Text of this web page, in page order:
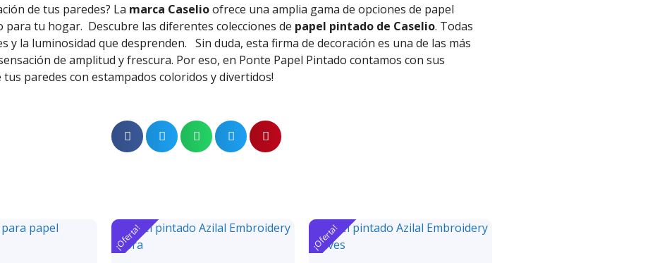
de tus paredes? La marca Caselioofrece una amplia gama de opciones de papel
para tu hogar. Descubre las diferentes colecciones de papel pintado de Caselio. Todas
y la luminosidad que desprenden. Sin duda, esta firma de decoración es una de las más
de amplitud y frescura. Por eso, en Ponte Papel Pintado contamos con sus
tus paredes con estampados coloridos y divertidos!
¡Oferta! ¡Oferta!